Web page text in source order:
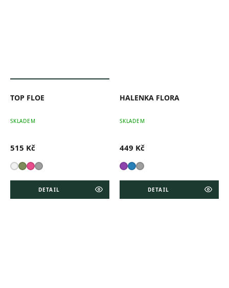
TOP FLOE
SKLADEM
515 Kč
DETAIL
HALENKA FLORA
SKLADEM
449 Kč
DETAIL